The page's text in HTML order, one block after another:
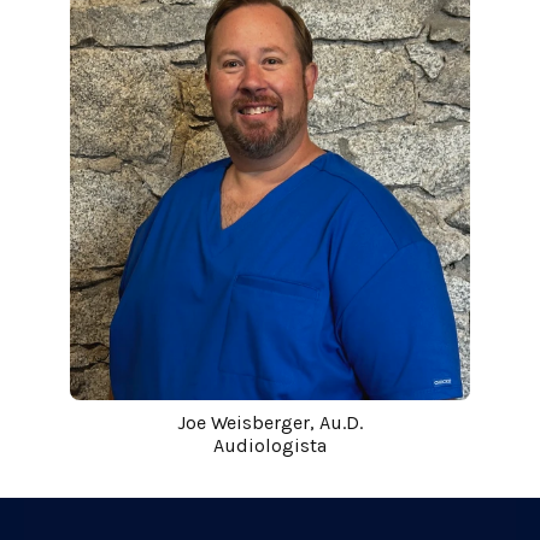
Joe Weisberger, Au.D.
Audiologista